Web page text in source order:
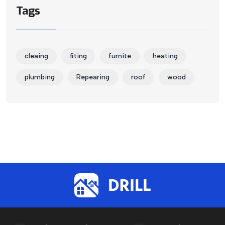
Tags
cleaing fiting furnite heating
plumbing Repearing roof wood